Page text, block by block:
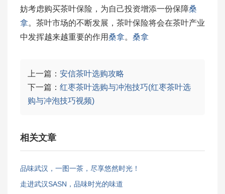
妨考虑购买茶叶保险，为自己投资增添一份保障桑
拿。茶叶市场的不断发展，茶叶保险将会在茶叶产业
中发挥越来越重要的作用桑拿。 桑拿
上一篇： 安信茶叶选购攻略
下一篇： 红枣茶叶选购与冲泡技巧(红枣茶叶选
购与冲泡技巧视频)
相关文章
品味武汉，一图一茶，尽享悠然时光！
走进武汉SASN，品味时光的味道